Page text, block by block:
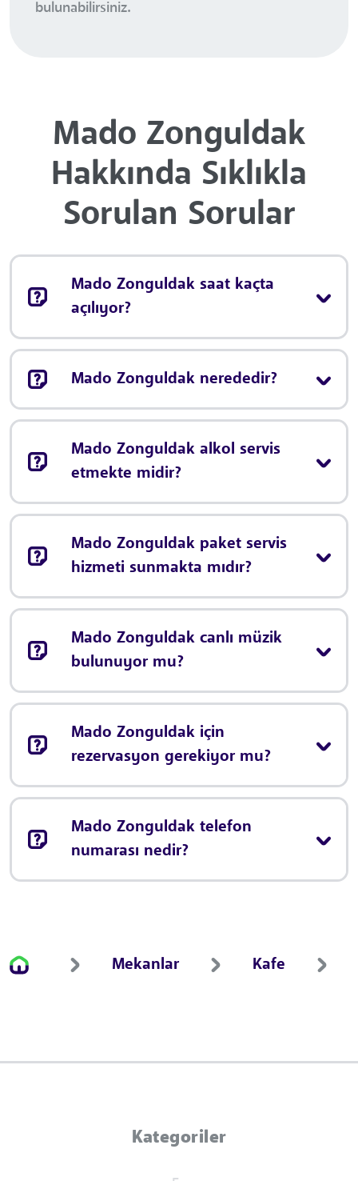
bulunabilirsiniz.
Mado Zonguldak
Hakkında Sıklıkla
Sorulan Sorular
Mado Zonguldak saat kaçta
açılıyor?
Mado Zonguldak nerededir?
Mado Zonguldak alkol servis
etmekte midir?
Mado Zonguldak paket servis
hizmeti sunmakta mıdır?
Mado Zonguldak canlı müzik
bulunuyor mu?
Mado Zonguldak için
rezervasyon gerekiyor mu?
Mado Zonguldak telefon
numarası nedir?
Mekanlar Kafe
Kategoriler